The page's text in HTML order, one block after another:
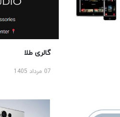
گالری طلا
07 مرداد 1405